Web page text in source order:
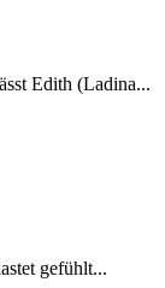
Edith (Ladina...
gefühlt...